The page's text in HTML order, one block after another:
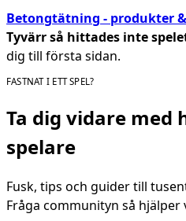
Betongtätning - produkter &
Tyvärr så hittades inte
dig till första sidan.
FASTNAT I ETT SPEL?
Ta dig vidare med
spelare
Fusk, tips och guider till
Fråga communityn så hjälper